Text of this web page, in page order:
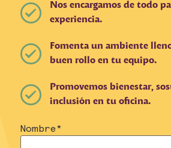
Nos encargamos de todo
experiencia.
Fomenta un ambiente
buen rollo en tu equipo.
Promovemos bienestar,
inclusión en tu oficina.
Nombre*